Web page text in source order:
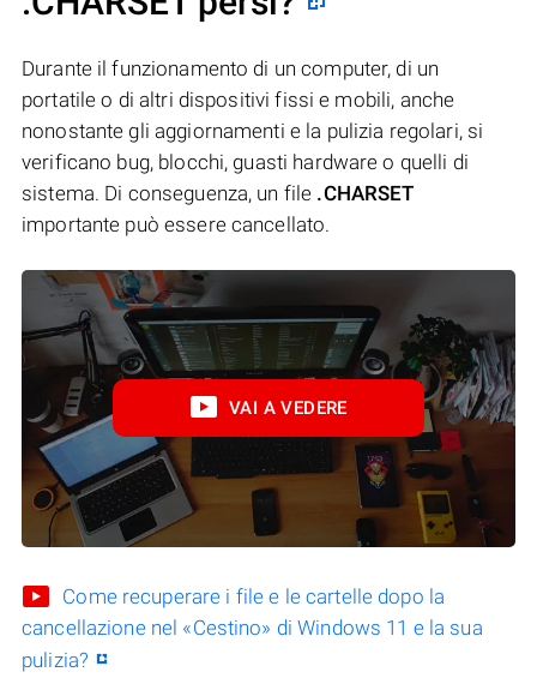
Durante il funzionamento di un computer, di un
portatile o di altri dispositivi fissi e mobili, anche
nonostante gli aggiornamenti e la pulizia regolari, si
verificano bug, blocchi, guasti hardware o quelli di
sistema. Di conseguenza, un file .CHARSET
importante può essere cancellato.
VAI A VEDERE
Come recuperare i file e le cartelle dopo la
cancellazione nel «Cestino» di Windows 11 e la sua
pulizia?